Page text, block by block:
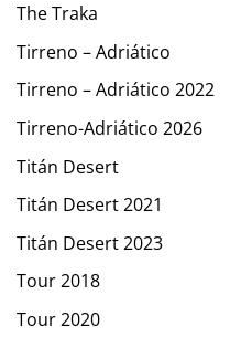
The Traka
Tirreno – Adriático
Tirreno – Adriático 2022
Tirreno-Adriático 2026
Titán Desert
Titán Desert 2021
Titán Desert 2023
Tour 2018
Tour 2020